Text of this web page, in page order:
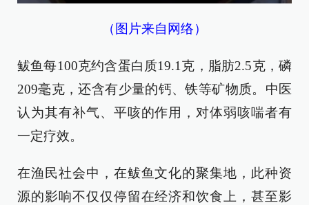
（图片来自网络）
鲅鱼每100克约含蛋白质19.1克，脂肪2.5克，磷
209毫克，还含有少量的钙、铁等矿物质。中医
认为其有补气、平咳的作用，对体弱咳喘者有
一定疗效。
在渔民社会中，在鲅鱼文化的聚集地，此种资
源的影响不仅仅停留在经济和饮食上，甚至影